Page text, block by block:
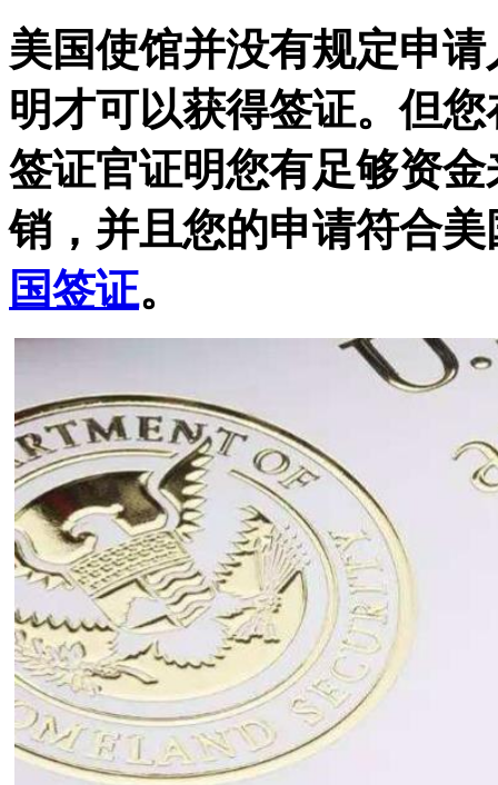
美国使馆并没有规定申
明才可以获得签证。但
签证官证明您有足够资
销，并且您的申请符合
国签证。